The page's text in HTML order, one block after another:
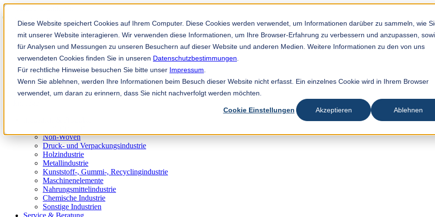
Diese Website speichert Cookies auf Ihrem Computer. Diese Cookies werden verwendet, um Informationen darüber zu sammeln, wie
mit unserer Website interagieren. Wir verwenden diese Informationen, um Ihre Browser-Erfahrung zu verbessern und anzupassen,
für Analysen und Messungen zu unseren Besuchern auf dieser Website und anderen Medien. Weitere Informationen zu den von uns
verwendeten Cookies finden Sie in unseren Datenschutzbestimmungen
Für rechtliche Hinweise besuchen Sie bitte unser Impressum
Wenn Sie ablehnen, werden Ihre Informationen beim Besuch dieser Website nicht erfasst. Ein einzelnes Cookie wird in Ihrem Browser
verwendet, um daran zu erinnern, dass Sie nicht nachverfolgt werden möchten.
Cookie Einstellungen Akzeptieren Ablehnen
Solution Finder
Mitarbeiterportal
de
Non-Woven
Druck- und Verpackungsindustrie
Holzindustrie
Metallindustrie
Kunststoff-, Gummi-, Recyclingindustrie
Maschinenelemente
Nahrungsmittelindustrie
Chemische Industrie
Sonstige Industrien
Service & Beratung